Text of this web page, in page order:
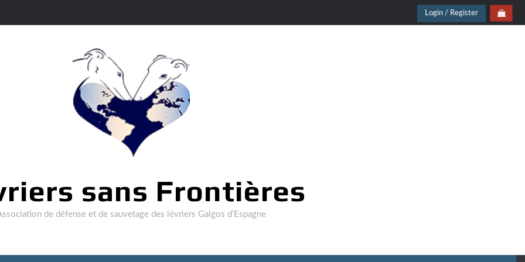
Login / Register
sans Frontières
de défense et de sauvetage des lévriers Galgos d'Espagne